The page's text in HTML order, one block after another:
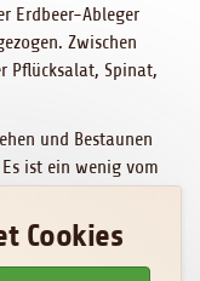
Cookies
Erdbeer-Ableger
Zwischen
Pflücksalat, Spinat,
und Bestaunen
ist ein wenig vom
)